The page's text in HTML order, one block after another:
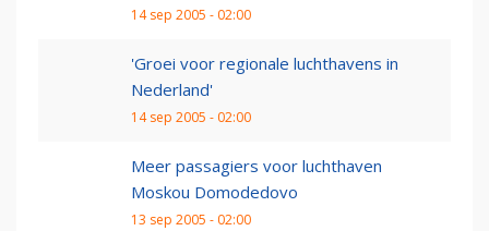
14 sep 2005 - 02:00
'Groei voor regionale luchthavens in
Nederland'
14 sep 2005 - 02:00
Meer passagiers voor luchthaven
Moskou Domodedovo
13 sep 2005 - 02:00